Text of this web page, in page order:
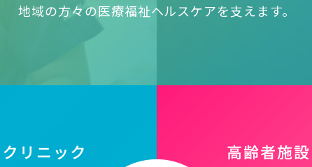
地域の方々の医療福祉ヘルスケアを支えます。